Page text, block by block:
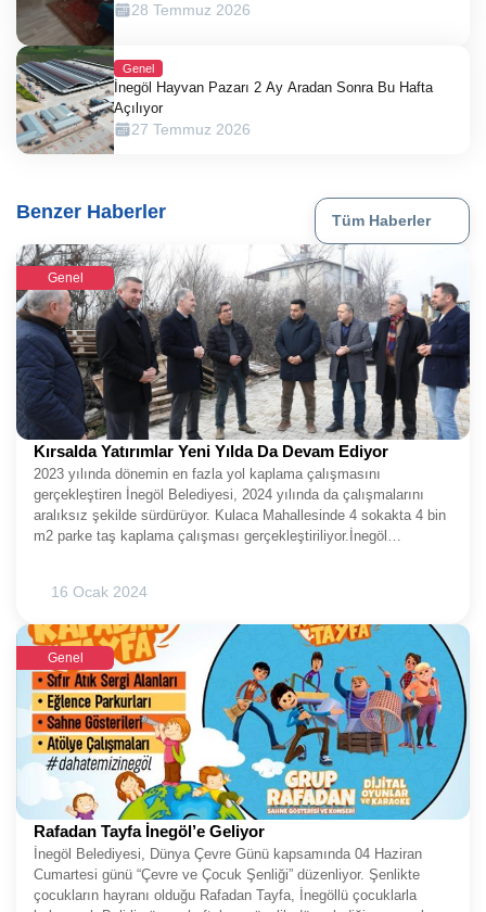
28 Temmuz 2026
Genel
İnegöl Hayvan Pazarı 2 Ay Aradan Sonra Bu Hafta
Açılıyor
27 Temmuz 2026
Benzer Haberler Tüm Haberler
Genel
Kırsalda Yatırımlar Yeni Yılda Da Devam Ediyor
2023 yılında dönemin en fazla yol kaplama çalışmasını
gerçekleştiren İnegöl Belediyesi, 2024 yılında da çalışmalarını
aralıksız şekilde sürdürüyor. Kulaca Mahallesinde 4 sokakta 4 bin
m2 parke taş kaplama çalışması gerçekleştiriliyor.İnegöl
yaşadı. Özellikle kırsal mahallelerde yıl içerisinde 22 mahallede 95
bu çalışmalar kaldığı yerden devam ediyor.BAŞKAN TABAN
ÇALIŞMALARI YERİNDE İNCELEDİAlt yapısı tamamlanan
bölgelerde yol kaplama çalışmalarını gerçekleştiren İnegöl
Belediyesi, son olarak Kulaca Mahallesinde 4 sokakta 4 bin m2
parke taş uygulaması için çalışmalara başladı. Büyük ölçüde
tamamlanan uygulamanın kısa sürede tamamlanması
hedeflenirken, Belediye Başkanı Alper Taban da Pazartesi günü
beraberindeki heyetle birlikte devam eden çalışmaları yerinde
inceledi.2024’TE KALDIĞIMIZ YERDEN DEVAM
EDİYORUZBurada konuya ilişkin açıklama da yapan Başkan
Taban, “Kulaca Mahallemizde teşkilat üyelerimiz, muhtarımız ve
mahalle sakinlerimizle birlikte yapılan çalışmaları yerinde
inceliyoruz. Bildiğiniz üzere özellikle 2023 yılından itibaren yol
kaplama çalışmalarınca ciddi çalışmalar ortaya koyduk.
16 Ocak 2024
Genel
Rafadan Tayfa İnegöl’e Geliyor
İnegöl Belediyesi, Dünya Çevre Günü kapsamında 04 Haziran
Cumartesi günü “Çevre ve Çocuk Şenliği” düzenliyor. Şenlikte
çocukların hayranı olduğu Rafadan Tayfa, İnegöllü çocuklarla